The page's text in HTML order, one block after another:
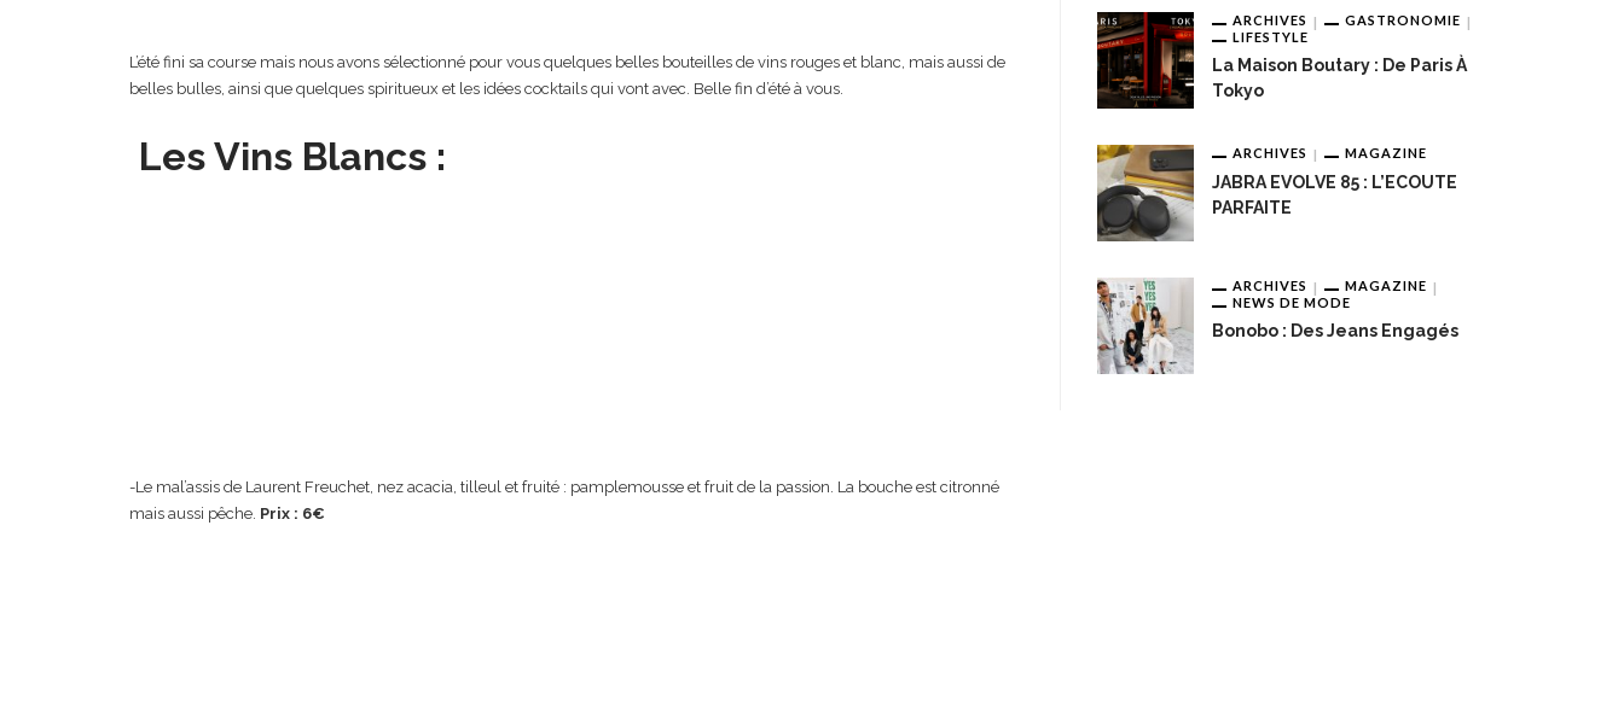
L’été fini sa course mais nous avons sélectionné pour vous quelques belles bouteilles de vins rouges et blanc, mais aussi de
belles bulles, ainsi que quelques spiritueux et les idées cocktails qui vont avec. Belle fin d’été à vous.
Les Vins Blancs :
-Le mal’assis de Laurent Freuchet, nez acacia, tilleul et fruité : pamplemousse et fruit de la passion. La bouche est citronné
mais aussi pêche. Prix : 6€
ARCHIVES
GASTRONOMIE
LIFESTYLE
La Maison Boutary : De Paris À
Tokyo
ARCHIVES MAGAZINE
JABRA EVOLVE 85 : L’ECOUTE
PARFAITE
ARCHIVES
MAGAZINE
NEWS DE MODE
Bonobo : Des Jeans Engagés